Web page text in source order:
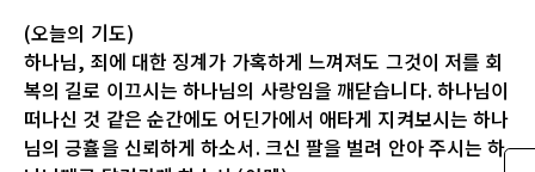
(오늘의 기도)
하나님, 죄에 대한 징계가 가혹하게 느껴져도 그것이 저를 회
복의 길로 이끄시는 하나님의 사랑임을 깨닫습니다. 하나님이
떠나신 것 같은 순간에도 어딘가에서 애타게 지켜보시는 하나
님의 긍휼을 신뢰하게 하소서. 크신 팔을 벌려 안아 주시는 하